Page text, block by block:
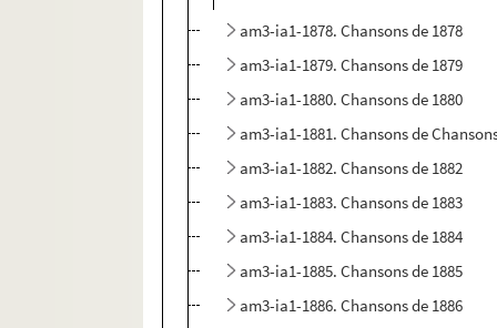
am3-ia1-1878. Chansons de 1878
am3-ia1-1879. Chansons de 1879
am3-ia1-1880. Chansons de 1880
am3-ia1-1881. Chansons de
am3-ia1-1882. Chansons de 1882
am3-ia1-1883. Chansons de 1883
am3-ia1-1884. Chansons de 1884
am3-ia1-1885. Chansons de 1885
am3-ia1-1886. Chansons de 1886